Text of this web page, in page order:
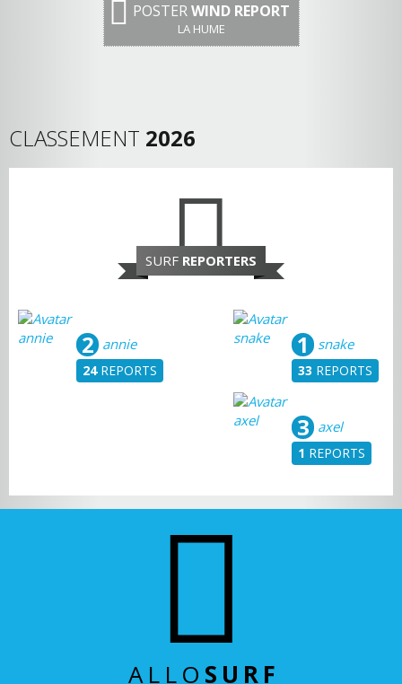
POSTERWIND REPORT
LA HUME
CLASSEMENT 2026
SURF REPORTERS
snake
1
33 REPORTS
annie
2
24REPORTS
axel
3
1 REPORTS
ALLO SURF